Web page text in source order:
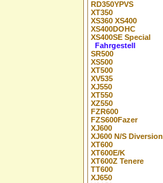
RD350YPVS
XT350
XS360 XS400
XS400DOHC
XS400SE Special
Fahrgestell
SR500
XS500
XT500
XV535
XJ550
XT550
XZ550
FZR600
FZS600Fazer
XJ600
XJ600 N/S Diversion
XT600
XT600E/K
XT600Z Tenere
TT600
XJ650